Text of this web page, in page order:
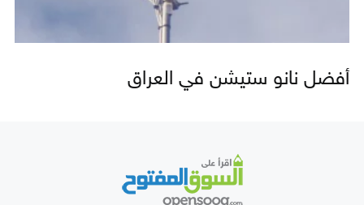
أفضل نانو ستيشن في العراق